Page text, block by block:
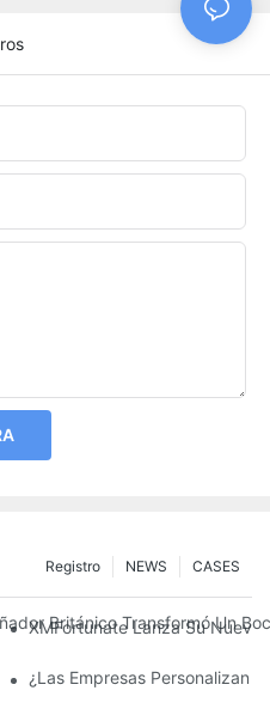
CASES
NEWS
Registro
Británico Transformó Un
XMFortunate Lanza Su Nueva
Del Festival Del Año
¿Las Empresas Personalizan